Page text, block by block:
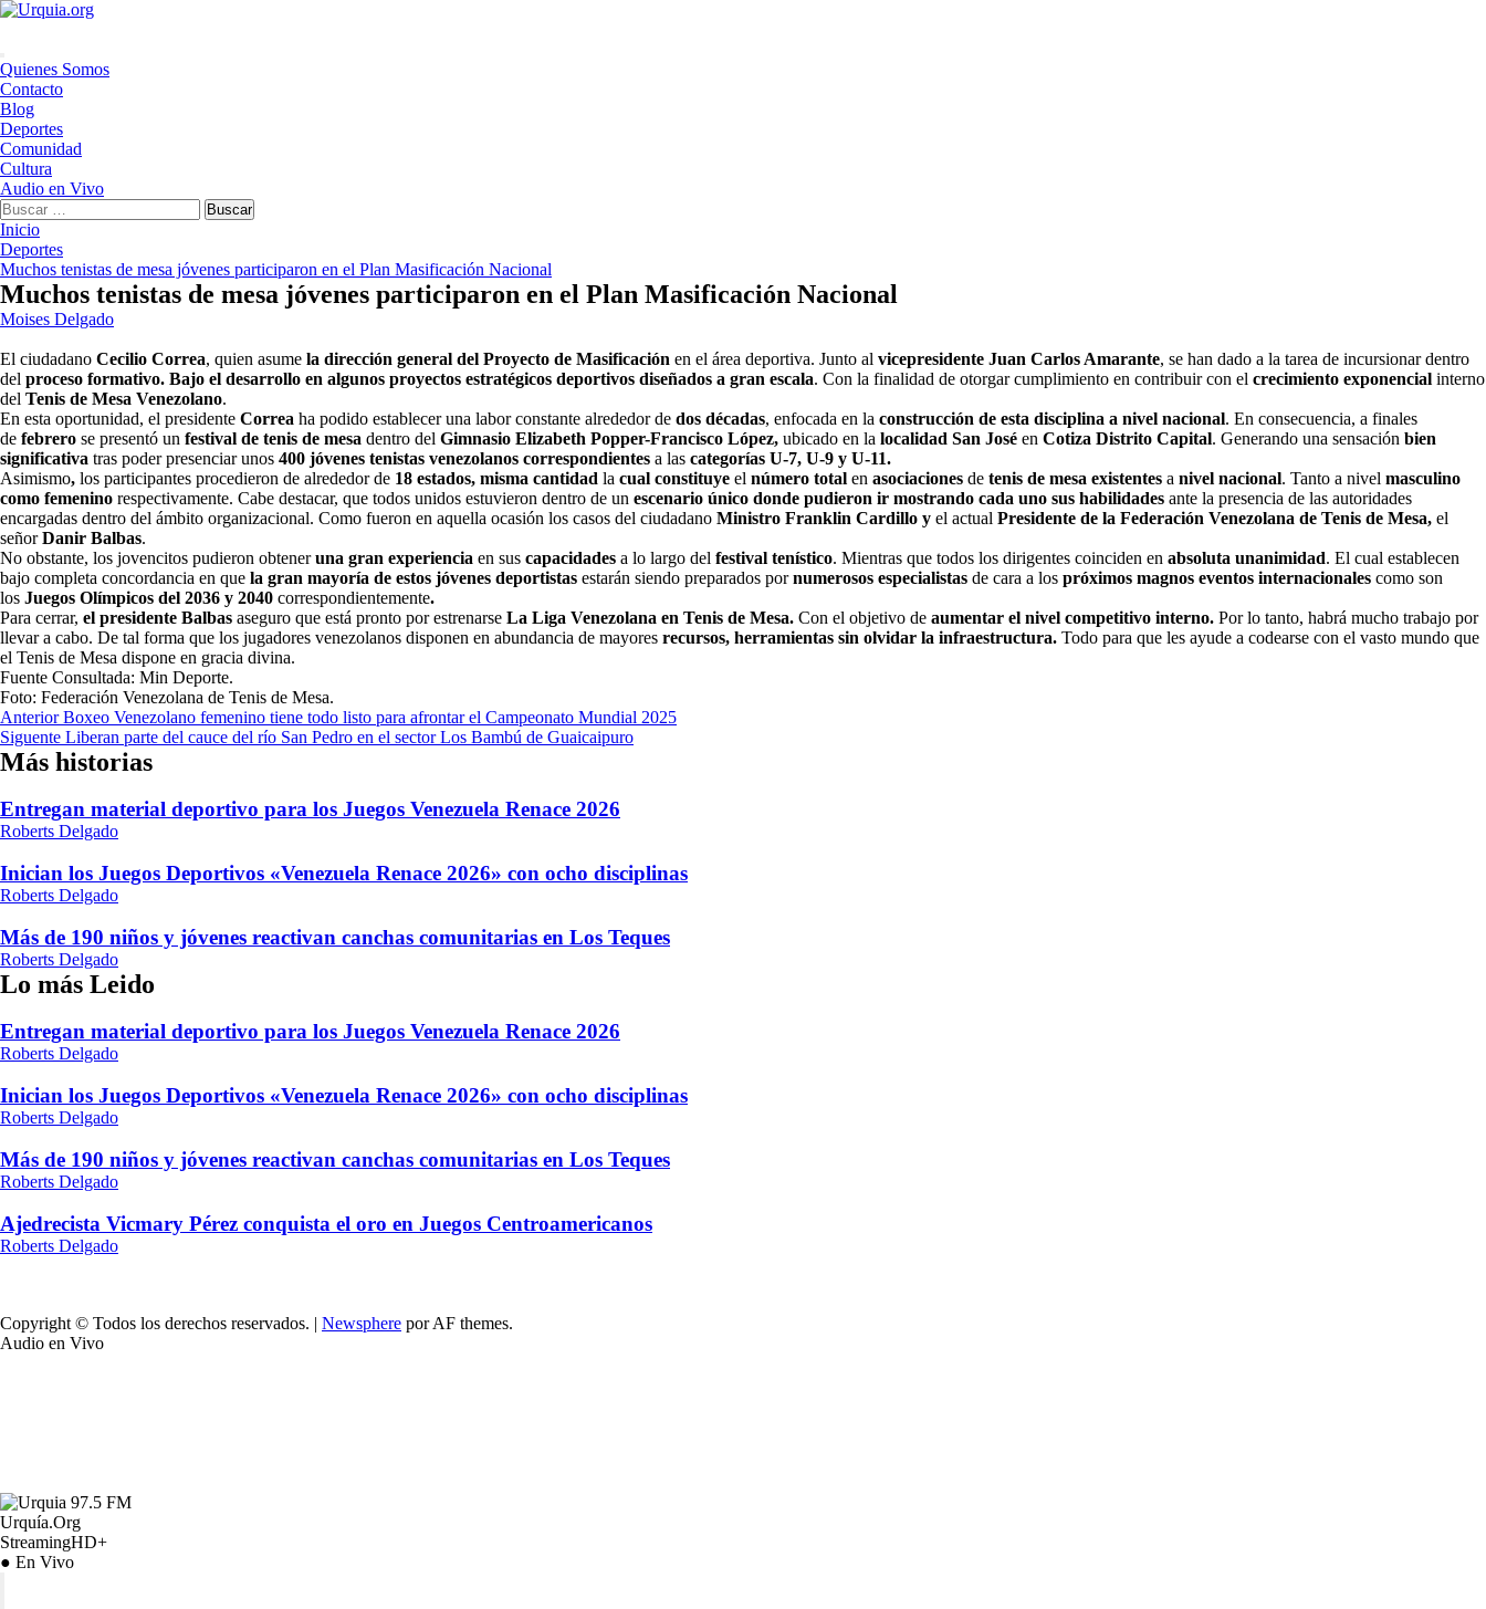
Saltar
Menú
principal
Quienes Somos
Contacto
Blog
Deportes
Comunidad
Cultura
Audio en Vivo
Buscar:
Inicio
Deportes
Muchos tenistas de mesa jóvenes participaron en el Plan Masificación Nacional
Muchos tenistas de mesa jóvenes participaron en el Plan Masificación Nacional
Moises Delgado
El ciudadano Cecilio Correa, quien asume la dirección general del Proyecto de Masificación en el área deportiva. Junto al vicepresidente Juan Carlos Amarante, se han dado a la tarea de incursionar dentro
del proceso formativo. Bajo el desarrollo en algunos proyectos estratégicos deportivos diseñados a gran escala. Con la finalidad de otorgar cumplimiento en contribuir con el crecimiento exponencial interno
del Tenis de Mesa Venezolano.
En esta oportunidad, el presidente Correa ha podido establecer una labor constante alrededor de dos décadas, enfocada en la construcción de esta disciplina a nivel nacional. En consecuencia, a finales
de febrero se presentó un festival de tenis de mesa dentro del Gimnasio Elizabeth Popper-Francisco López, ubicado en la localidad San José en Cotiza Distrito Capital. Generando una sensación bien
significativa tras poder presenciar unos 400 jóvenes tenistas venezolanos correspondientes a las categorías U-7, U-9 y U-11.
Asimismo, los participantes procedieron de alrededor de 18 estados, misma cantidad la cual constituye el número total en asociaciones de tenis de mesa existentes a nivel nacional. Tanto a nivel masculino
como femenino respectivamente. Cabe destacar, que todos unidos estuvieron dentro de un escenario único donde pudieron ir mostrando cada uno sus habilidades ante la presencia de las autoridades
encargadas dentro del ámbito organizacional. Como fueron en aquella ocasión los casos del ciudadano Ministro Franklin Cardillo y el actual Presidente de la Federación Venezolana de Tenis de Mesa, el
señorDanir Balbas.
No obstante, los jovencitos pudieron obteneruna gran experiencia en sus capacidades a lo largo del festival tenístico. Mientras que todos los dirigentes coinciden en absoluta unanimidad. El cual establecen
bajo completa concordancia en que la gran mayoría de estos jóvenes deportistas estarán siendo preparados pornumerosos especialistas de cara a los próximos magnos eventos internacionales como son
los Juegos Olímpicos del 2036 y 2040 correspondientemente.
Para cerrar, el presidente Balbas aseguro que está pronto por estrenarse La Liga Venezolana en Tenis de Mesa. Con el objetivo de aumentar el nivel competitivo interno. Por lo tanto, habrá mucho trabajo por
llevar a cabo. De tal forma que los jugadores venezolanos disponen en abundancia de mayores recursos, herramientas sin olvidar la infraestructura. Todo para que les ayude a codearse con el vasto mundo que
el Tenis de Mesa dispone en gracia divina.
Fuente Consultada: Min Deporte.
Foto: Federación Venezolana de Tenis de Mesa.
Navegación
de
entradas
AnteriorBoxeo Venezolano femenino tiene todo listo para afrontar el Campeonato Mundial 2025
Siguente Liberan parte del cauce del río San Pedro en el sector Los Bambú de Guaicaipuro
Más historias
Entregan material deportivo para los Juegos Venezuela Renace 2026
Roberts Delgado
Inician los Juegos Deportivos «Venezuela Renace 2026» con ocho disciplinas
Roberts Delgado
Más de 190 niños y jóvenes reactivan canchas comunitarias en Los Teques
Roberts Delgado
Lo más Leido
Entregan material deportivo para los Juegos Venezuela Renace 2026
Roberts Delgado
Inician los Juegos Deportivos «Venezuela Renace 2026» con ocho disciplinas
Roberts Delgado
Más de 190 niños y jóvenes reactivan canchas comunitarias en Los Teques
Roberts Delgado
Ajedrecista Vicmary Pérez conquista el oro en Juegos Centroamericanos
Roberts Delgado
Copyright © Todos los derechos reservados. | Newsphere por AF themes.
Audio en Vivo
Urquía.Org
StreamingHD+
● En Vivo